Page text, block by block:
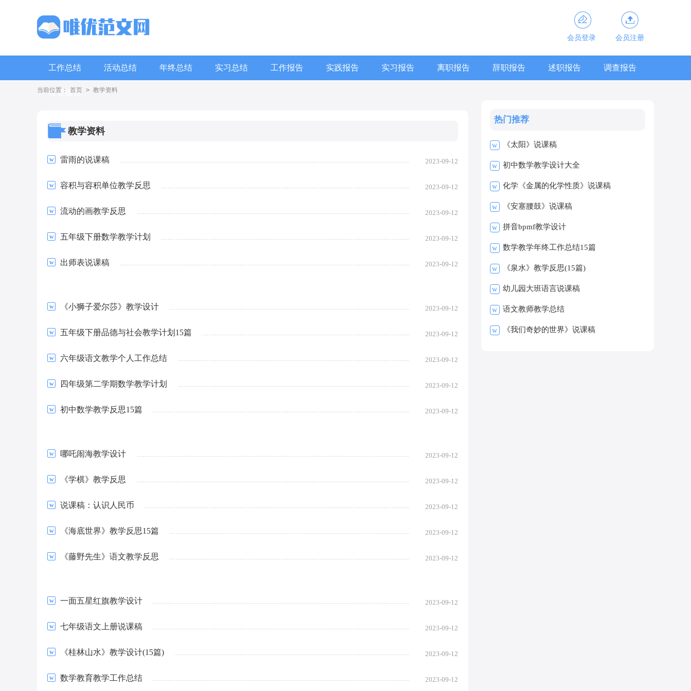
会员登录 会员注册
工作总结 活动总结 年终总结 实习总结 工作报告 实践报告 实习报告 离职报告 辞职报告 述职报告 调查报告
自查报告
当前位置： 首页 > 教学资料
教学资料
雷雨的说课稿 2023-09-12
容积与容积单位教学反思 2023-09-12
流动的画教学反思 2023-09-12
五年级下册数学教学计划 2023-09-12
出师表说课稿 2023-09-12
《小狮子爱尔莎》教学设计 2023-09-12
五年级下册品德与社会教学计划15篇 2023-09-12
六年级语文教学个人工作总结 2023-09-12
四年级第二学期数学教学计划 2023-09-12
初中数学教学反思15篇 2023-09-12
哪吒闹海教学设计 2023-09-12
《学棋》教学反思 2023-09-12
说课稿：认识人民币 2023-09-12
《海底世界》教学反思15篇 2023-09-12
《藤野先生》语文教学反思 2023-09-12
一面五星红旗教学设计 2023-09-12
七年级语文上册说课稿 2023-09-12
《桂林山水》教学设计(15篇) 2023-09-12
数学教育教学工作总结 2023-09-12
热门推荐
w 《太阳》说课稿
w 初中数学教学设计大全
w 化学《金属的化学性质》说课稿
w 《安塞腰鼓》说课稿
w 拼音bpmf教学设计
w 数学教学年终工作总结15篇
w 《泉水》教学反思(15篇)
w 幼儿园大班语言说课稿
w 语文教师教学总结
w 《我们奇妙的世界》说课稿